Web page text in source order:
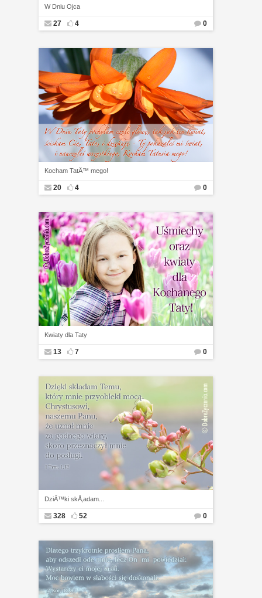
W Dniu Ojca
27 4 0
Kocham TatÄ™ mego!
20 4 0
Kwiaty dla Taty
13 7 0
DziÄ™ki skÅ‚adam...
328 52 0